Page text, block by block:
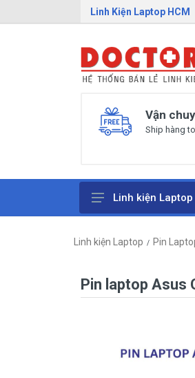
Linh Kiện Laptop HCM
Vận
Ship hàng
Bàn Phím Laptop
Ổ cứng SSD laptop
Linh kiện Laptop
Linh kiện Laptop Pin
Pin laptop Asus